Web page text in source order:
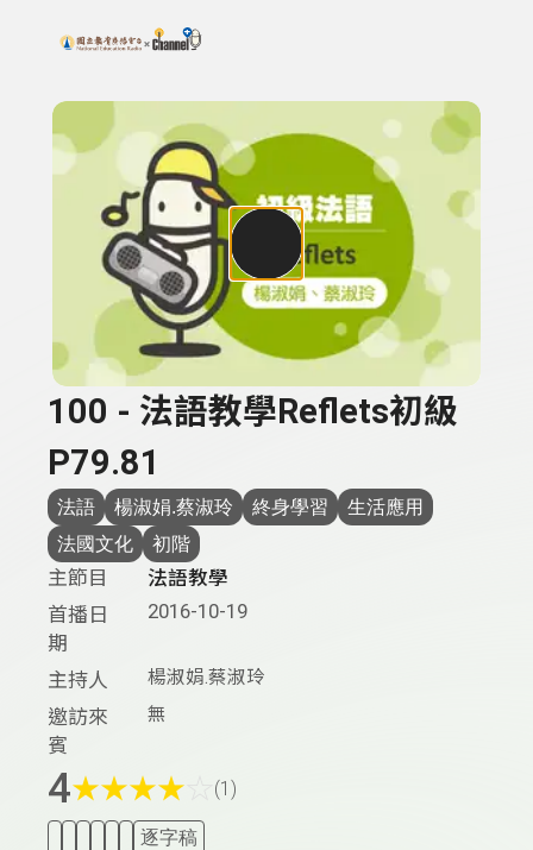
上方功能區塊
搜尋關鍵字：可輸入節目名稱、主持人或關鍵字
100 - 法語教學Reflets初級
P79.81
法語 楊淑娟.蔡淑玲 終身學習
生活應用
法國文化
初階
主節目
法語教學
首播日
期
2016-10-19
主持人 楊淑娟.蔡淑玲
邀訪來
賓
無
4★★★★ (1)
逐字稿